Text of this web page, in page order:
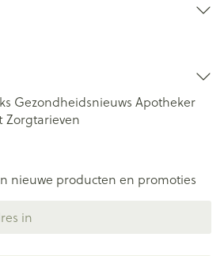
Gezondheidsnieuws Apotheker
Zorgtarieven
nieuwe producten en promoties